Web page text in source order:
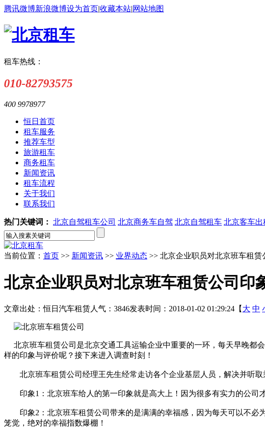
腾讯微博新浪微博设为首页|收藏本站|网站地图
租车热线：
010-82793575
400 9978977
恒日首页
租车服务
推荐车型
旅游租车
商务租车
新闻资讯
租车流程
关于我们
联系我们
热门关键词： 北京自驾租车公司 北京商务车自驾 北京自驾租车 北京客车出
当前位置： 首页 >> 新闻资讯 >> 业界动态 >> 北京企业职员对北京班车租赁
北京企业职员对北京班车租赁公司印
文章出处：恒日汽车租赁人气：3846发表时间：2018-01-02 01:29:24【 大 中
北京班车租赁公司是北京交通工具运输企业中重要的一环，每天早晚都
样的印象与评价呢？接下来进入调查时刻！
北京班车租赁公司经理王先生经常走访各个企业基层人员，解决并听取
印象1：北京班车给人的第一印象就是高大上！因为很多有实力的公司
印象2：北京班车租赁公司带来的是满满的幸福感，因为每天可以不必
笼觉，绝对的幸福指数爆棚！